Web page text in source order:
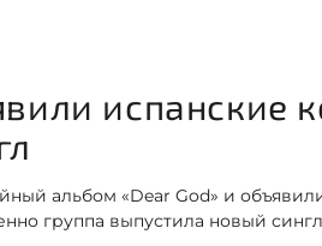
испанские
альбом «Dear God» и
группа выпустила новый сингл